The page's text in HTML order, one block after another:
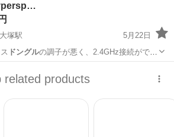
造工...
塚駅
5月22日
ス ドングルの調子が悪く、2.4GHz接続がで